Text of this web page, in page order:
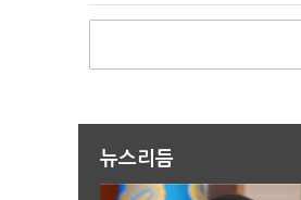
뉴스리듬